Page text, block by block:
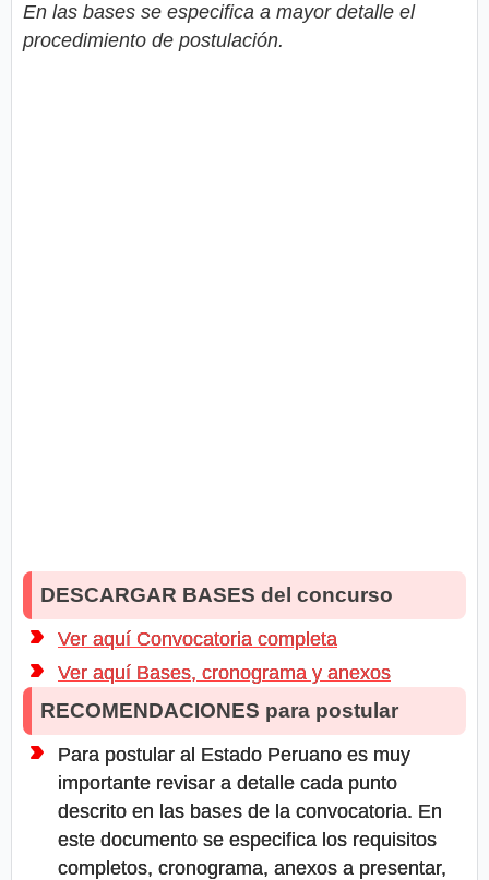
En las bases se especifica a mayor detalle el
procedimiento de postulación.
DESCARGAR BASES del concurso
Ver aquí Convocatoria completa
Ver aquí Bases, cronograma y anexos
RECOMENDACIONES para postular
Para postular al Estado Peruano es muy
importante revisar a detalle cada punto
descrito en las bases de la convocatoria. En
este documento se especifica los requisitos
completos, cronograma, anexos a presentar,